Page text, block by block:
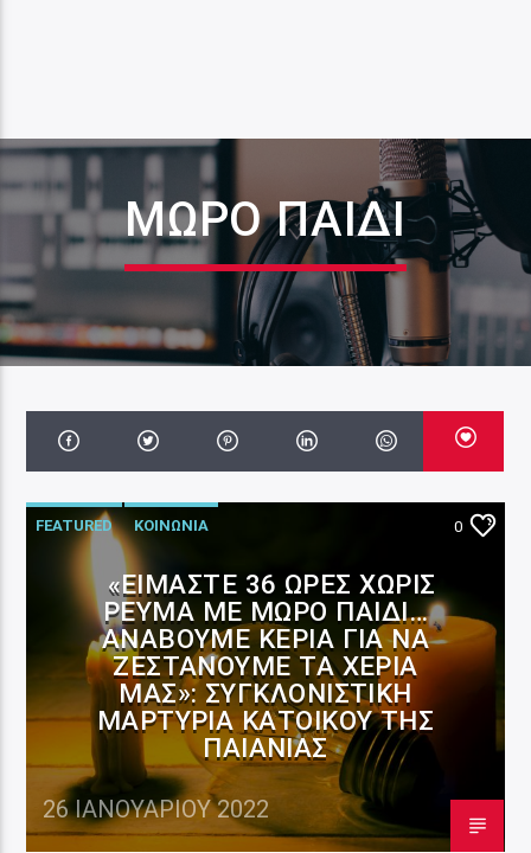
ΜΩΡΌ ΠΑΙΔΊ
FEATURED ΚΟΙΝΩΝΙΑ 0
«ΕΊΜΑΣΤΕ 36 ΏΡΕΣ ΧΩΡΊΣ
ΡΕΎΜΑ ΜΕ ΜΩΡΌ ΠΑΙΔΊ…
ΑΝΆΒΟΥΜΕ ΚΕΡΙΆ ΓΙΑ ΝΑ
ΖΕΣΤΆΝΟΥΜΕ ΤΑ ΧΈΡΙΑ
ΜΑΣ»: ΣΥΓΚΛΟΝΙΣΤΙΚΉ
ΜΑΡΤΥΡΊΑ ΚΑΤΟΊΚΟΥ ΤΗΣ
ΠΑΙΑΝΊΑΣ
26 ΙΑΝΟΥΑΡΊΟΥ 2022